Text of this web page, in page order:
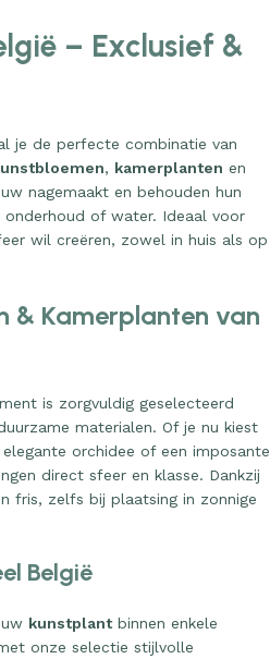
– Exclusief &
je de perfecte combinatie van
, kamerplanten en
wil creëren, zowel in huis als op
is zorgvuldig geselecteerd
materialen. Of je nu kiest
orchidee of een imposante
fris, zelfs bij plaatsing in zonnige
België